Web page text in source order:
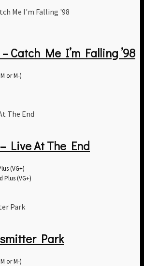
Catch Me I’m Falling ’98
or M-)
Live At The End
(VG+)
Plus (VG+)
Park
or M-)